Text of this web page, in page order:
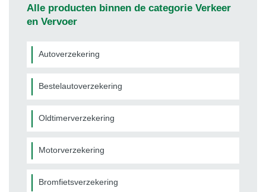
Alle producten binnen de categorie Verkeer
en Vervoer
Autoverzekering
Bestelautoverzekering
Oldtimerverzekering
Motorverzekering
Bromfietsverzekering